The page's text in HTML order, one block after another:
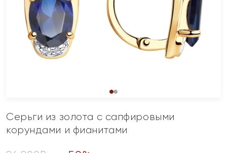
Серьги из золота с сапфировыми
корундами и фианитами